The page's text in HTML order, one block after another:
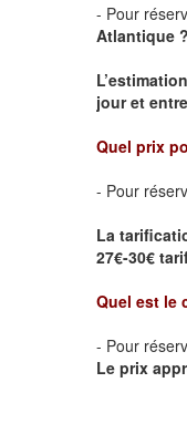
- Pour
Atlantique ?
jour et
Quel prix
- Pour
La
27€-30€
Quel est le
- Pour
Le prix